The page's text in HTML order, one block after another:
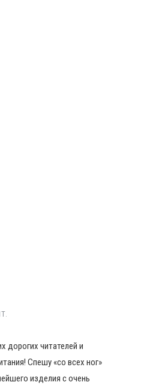
дорогих читателей и
Спешу «со всех ног»
изделия с очень